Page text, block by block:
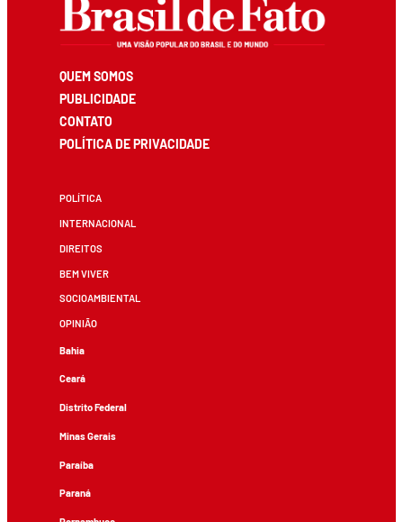
QUEM SOMOS
PUBLICIDADE
CONTATO
POLÍTICA DE PRIVACIDADE
POLÍTICA
INTERNACIONAL
DIREITOS
BEM VIVER
SOCIOAMBIENTAL
OPINIÃO
Bahia
Ceará
Distrito Federal
Minas Gerais
Paraíba
Paraná